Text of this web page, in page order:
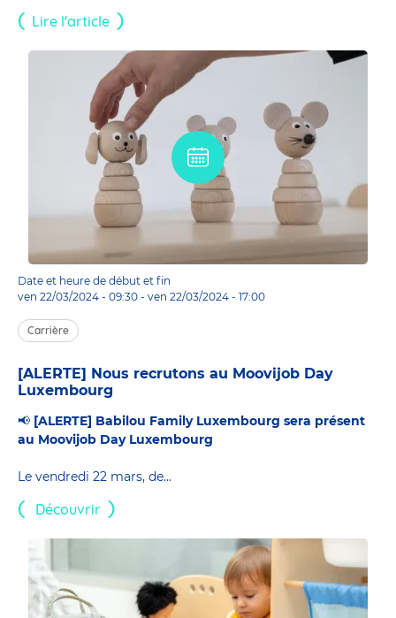
Lire l'article
Date et heure de début et fin
ven 22/03/2024 - 09:30 - ven 22/03/2024 - 17:00
Carrière
[ALERTE] Nous recrutons au Moovijob Day
Luxembourg
📢 [ALERTE] Babilou Family Luxembourg sera présent
au Moovijob Day Luxembourg
Le vendredi 22 mars, de...
Découvrir